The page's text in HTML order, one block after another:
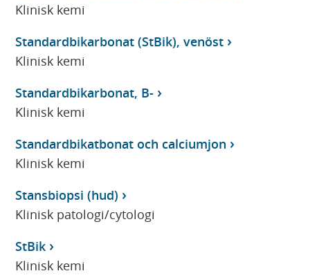
Klinisk kemi
Standardbikarbonat (StBik), venöst
Klinisk kemi
Standardbikarbonat, B-
Klinisk kemi
Standardbikatbonat och calciumjon
Klinisk kemi
Stansbiopsi (hud)
Klinisk patologi/cytologi
StBik
Klinisk kemi